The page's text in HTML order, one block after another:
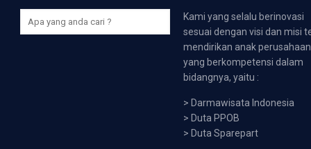
Kami yang selalu berinovasi
sesuai dengan visi dan misi
mendirikan anak perusahaan
yang berkompetensi dalam
bidangnya, yaitu :
> Darmawisata Indonesia
> Duta PPOB
> Duta Sparepart